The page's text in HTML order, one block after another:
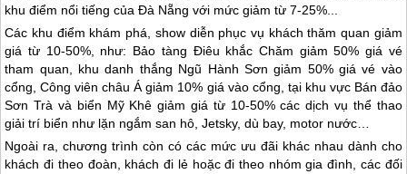
khu điểm nổi tiếng củaĐà Nẵng với mức giảm từ 7-25%...
Các khu điểm khám phá, show diễn phục vụ khách thăm quan giảm
giá từ 10-50%, như: Bảo tàng Điêu khắc Chăm giảm 50% giá vé
tham quan, khu danh thắng Ngũ Hành Sơn giảm 50% giá vé vào
cổng, Công viên châu Á giảm 10% giá vào cổng, tại khu vực Bán đảo
Sơn Trà và biển Mỹ Khê giảm giá từ 10-50% các dịch vụ thể thao
giải trí biển như lặn ngắm san hô, Jetsky, dù bay, motor nước…
Ngoài ra, chương trình còn có các mức ưu đãi khác nhau dành cho
khách đi theo đoàn, khách đi lẻ hoặc đi theo nhóm gia đình, các đối